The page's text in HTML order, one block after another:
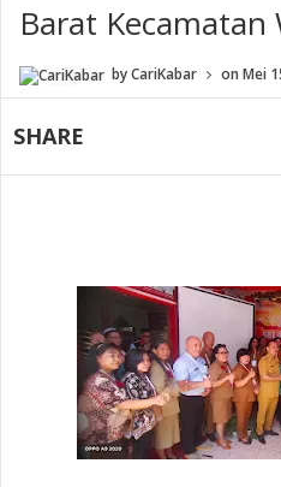
Barat Kecamatan
byCariKabar onMei
SHARE